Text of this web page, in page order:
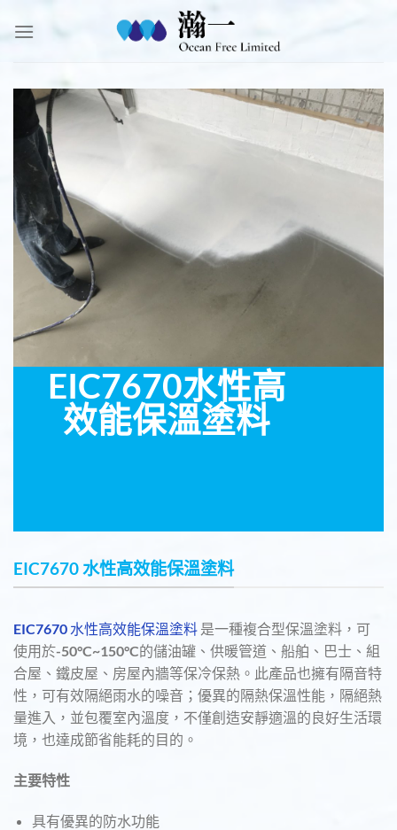
EIC7670水性高
效能保溫塗料
EIC7670 水性高效能保溫塗料
EIC7670 水性高效能保溫塗料 是一種複合型保溫塗料，可
使用於-50°C~150°C的儲油罐、供暖管道、船舶、巴士、組
合屋、鐵皮屋、房屋內牆等保冷保熱。此產品也擁有隔音特
性，可有效隔絕雨水的噪音；優異的隔熱保溫性能，隔絕熱
量進入，並包覆室內溫度，不僅創造安靜適溫的良好生活環
境，也達成節省能耗的目的。
主要特性
具有優異的防水功能